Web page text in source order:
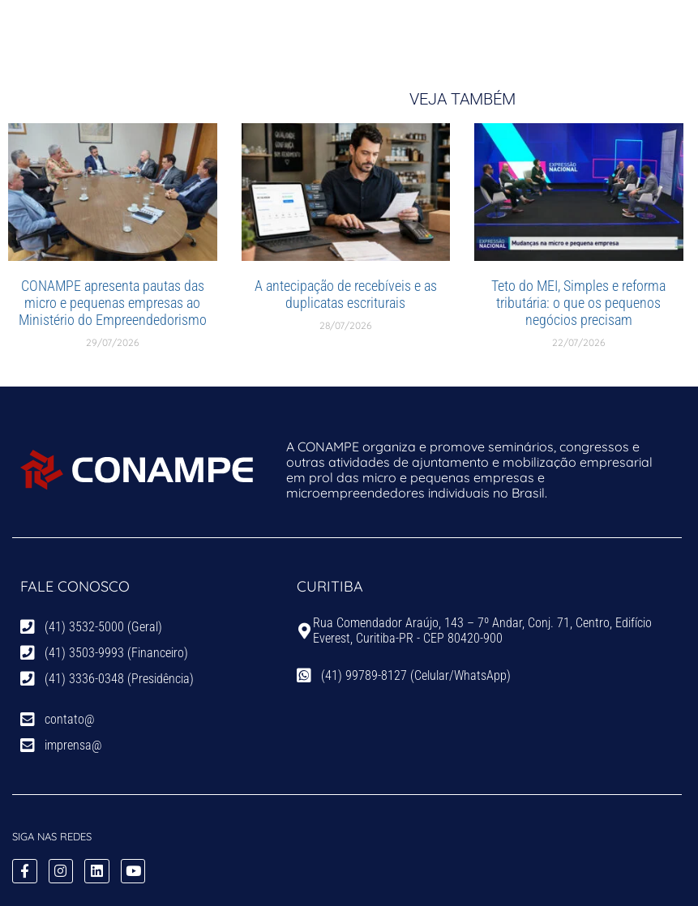
VEJA TAMBÉM
CONAMPE apresenta pautas das
micro e pequenas empresas ao
Ministério do Empreendedorismo
29/07/2026
A antecipação de recebíveis e as
duplicatas escriturais
28/07/2026
Teto do MEI, Simples e reforma
tributária: o que os pequenos
negócios precisam
22/07/2026
A CONAMPE organiza e promove seminários, congressos e
outras atividades de ajuntamento e mobilização empresarial
em prol das micro e pequenas empresas e
microempreendedores individuais no Brasil.
FALE CONOSCO
(41) 3532-5000 (Geral)
(41) 3503-9993 (Financeiro)
(41) 3336-0348 (Presidência)
contato@
imprensa@
CURITIBA
Rua Comendador Araújo, 143 – 7º Andar, Conj. 71, Centro, Edifício
Everest, Curitiba-PR - CEP 80420-900
(41) 99789-8127 (Celular/WhatsApp)
SIGA NAS REDES